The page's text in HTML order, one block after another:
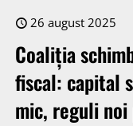
26 august 2025
Coaliția
fiscal: capital
mic, reguli